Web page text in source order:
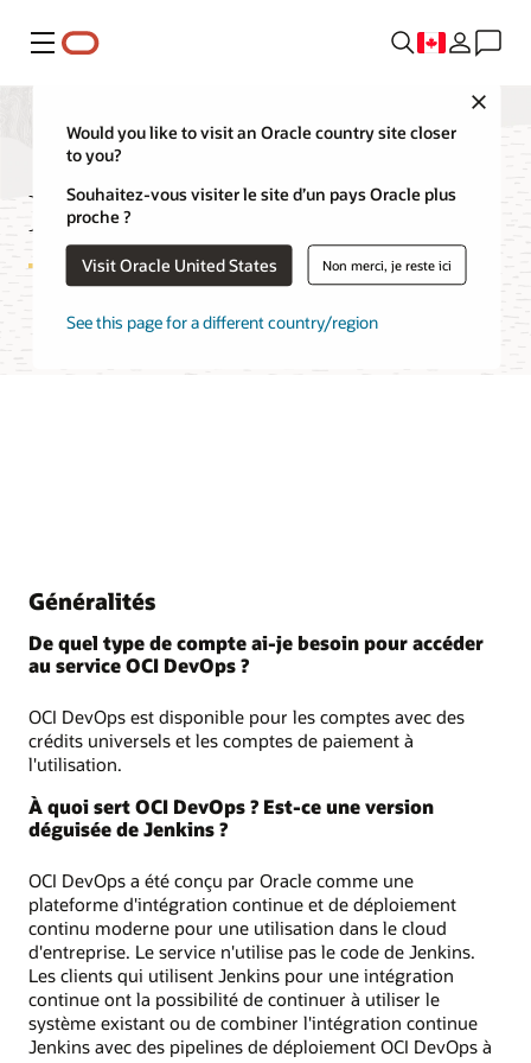
Menu
Would you like to visit an Oracle country site closer
to you?
Souhaitez-vous visiter le site d’un pays Oracle plus
proche ?
Visit Oracle United States Non merci, je reste ici
See this page for a different country/region
FAQ sur DevOps
Généralités
De quel type de compte ai-je besoin pour accéder
au service OCI DevOps ?
OCI DevOps est disponible pour les comptes avec des
crédits universels et les comptes de paiement à
l'utilisation.
À quoi sert OCI DevOps ? Est-ce une version
déguisée de Jenkins ?
OCI DevOps a été conçu par Oracle comme une
plateforme d'intégration continue et de déploiement
continu moderne pour une utilisation dans le cloud
d'entreprise. Le service n'utilise pas le code de Jenkins.
Les clients qui utilisent Jenkins pour une intégration
continue ont la possibilité de continuer à utiliser le
système existant ou de combiner l'intégration continue
Jenkins avec des pipelines de déploiement OCI DevOps à